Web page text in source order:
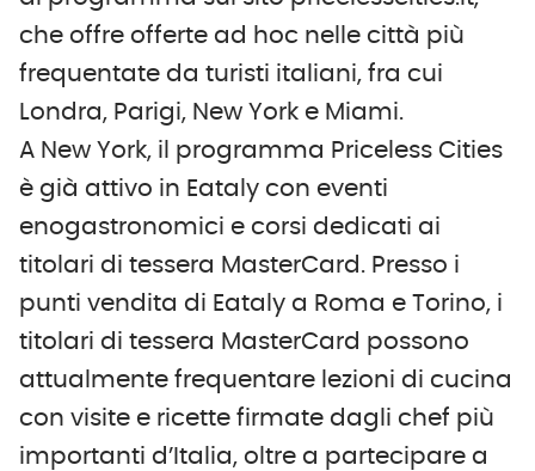
che offre offerte ad hoc nelle città più
frequentate da turisti italiani, fra cui
Londra, Parigi, New York e Miami.
A New York, il programma Priceless Cities
è già attivo in Eataly con eventi
enogastronomici e corsi dedicati ai
titolari di tessera MasterCard. Presso i
punti vendita di Eataly a Roma e Torino, i
titolari di tessera MasterCard possono
attualmente frequentare lezioni di cucina
con visite e ricette firmate dagli chef più
importanti d’Italia, oltre a partecipare a